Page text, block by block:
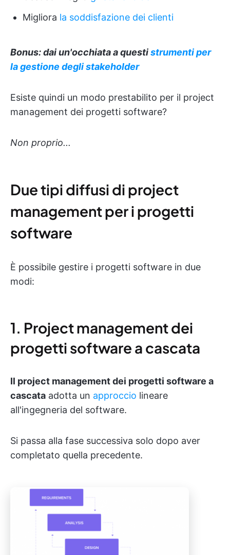
Migliora la soddisfazione dei clienti
Bonus: dai un'occhiata a questistrumenti per
la gestione degli stakeholder
Esiste quindi un modo prestabilito per il project
management dei progetti software?
Non proprio...
Due tipi diffusi di project
management per i progetti
software
È possibile gestire i progetti software in due
modi:
1. Project management dei
progetti software a cascata
Il project management dei progetti software a
cascata adotta un approccio lineare
all'ingegneria del software.
Si passa alla fase successiva solo dopo aver
completato quella precedente.